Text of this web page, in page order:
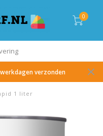
0
verzonden
1 liter